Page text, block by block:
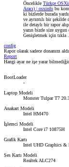
Öncelikle Türkçe
Aracı) | osxinfo bu
ki bizlerde burada
ve ayrıntılı bir şekilde
ile detaylı bir rapor
yazın bizde size
Genişletmek için tıkla ...
config
Rapor olarak sadece donanım
Report
Hangi ayar ne işe yarar
BootLoader
-
Laptop Modeli
Monster Tulpar T7
Anakart Modeli
Intel HM470
İşlemci Modeli
Intel Core i7 10875H
Grafik Kartı
Intel UHD Graphics &
Ses Kartı Modeli
Realtek ALC274